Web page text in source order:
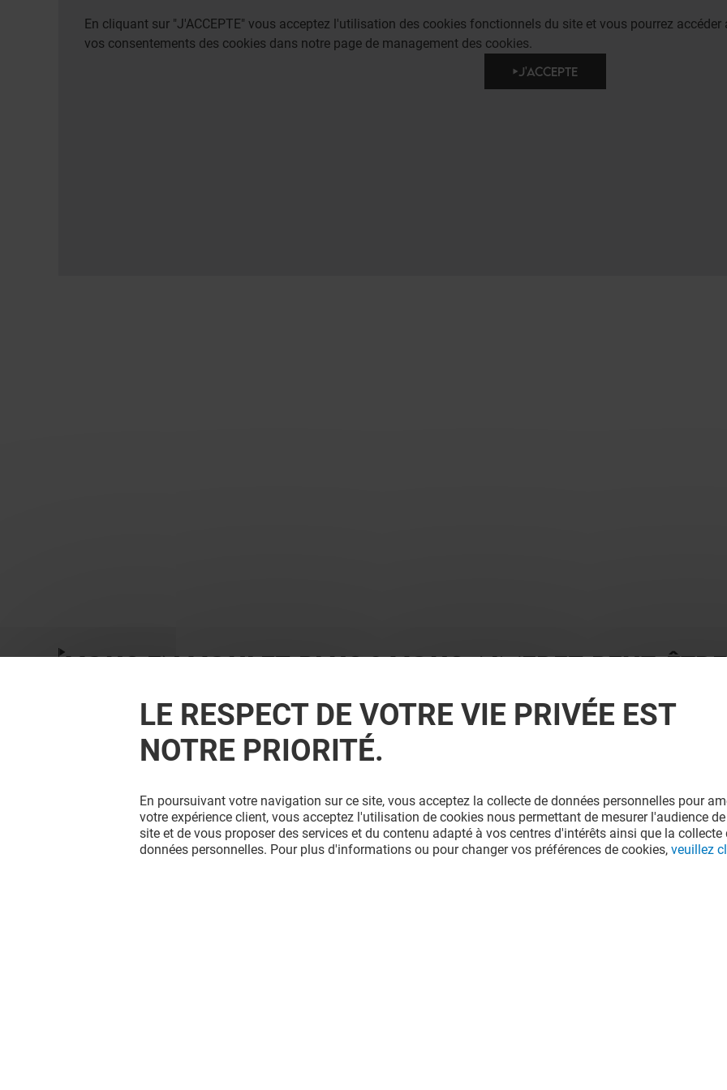
En cliquant sur "J'ACCEPTE" vous acceptez l'utilisation des cookies fonctionnels du site et vous pourrez
vos consentements des cookies dans notre page de management des cookies.
J'ACCEPTE
VOUS EN VOULEZ PLUS ? VOUS AIMEREZ PEUT-ÊTRE
LE RESPECT DE VOTRE VIE PRIVÉE EST
NOTRE PRIORITÉ.
En poursuivant votre navigation sur ce site, vous acceptez la collecte de données personnelles pour
votre expérience client, vous acceptez l'utilisation de cookies nous permettant de mesurer l'audience
site et de vous proposer des services et du contenu adapté à vos centres d'intérêts ainsi que la collecte
données personnelles. Pour plus d'informations ou pour changer vos préférences de cookies, veuillez